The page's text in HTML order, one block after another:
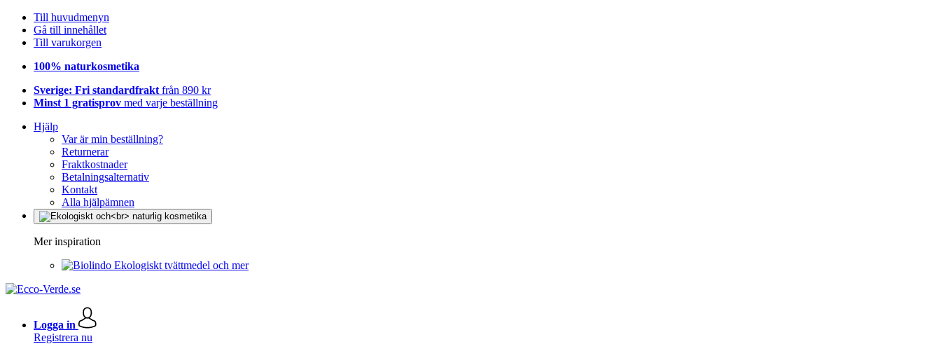
Till huvudmenyn
Gå till innehållet
Till varukorgen
100% naturkosmetika
Sverige: Fri standardfrakt från 890 kr
Minst 1 gratisprov med varje beställning
Hjälp
Var är min beställning?
Returnerar
Fraktkostnader
Betalningsalternativ
Kontakt
Alla hjälpämnen
Mer inspiration
Ekologiskt tvättmedel och mer
Logga in
Registrera nu